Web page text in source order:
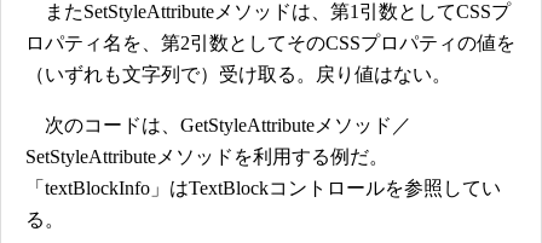
またSetStyleAttributeメソッドは、第1引数としてCSSプ
ロパティ名を、第2引数としてそのCSSプロパティの値を
（いずれも文字列で）受け取る。戻り値はない。
次のコードは、GetStyleAttributeメソッド／
SetStyleAttributeメソッドを利用する例だ。
「textBlockInfo」はTextBlockコントロールを参照してい
る。